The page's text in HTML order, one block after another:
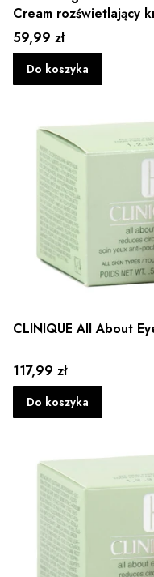
Cream rozświetlający
Cena
59,99 zł
Do koszyka
CLINIQUE All About
Cena
117,99 zł
Do koszyka